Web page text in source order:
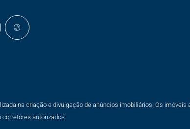
na criação e divulgação de anúncios imobiliários. Os imóveis
autorizados.